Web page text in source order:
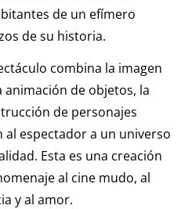
de un efímero
de su historia.
combina la imagen
de objetos, la
de personajes
espectador a un universo
Esta es una creación
al cine mudo, al
y al amor.